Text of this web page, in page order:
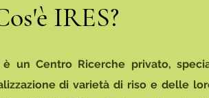
IRES?
un Centro Ricerche privato,
di varietà di riso e delle